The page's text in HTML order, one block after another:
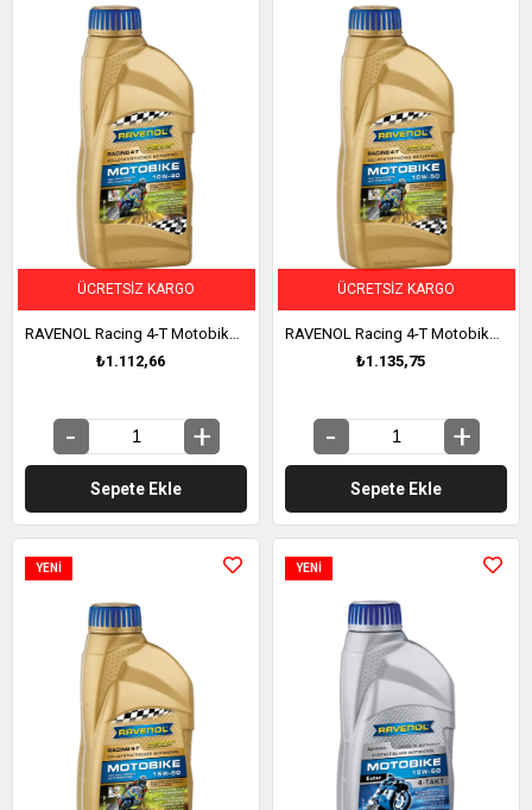
RAVENOL Racing 4-T Motobike SAE 10W-40 Tam Sentetik Motosiklet Yağı 1 Litre (1171106-001)
₺1.112,66
Sepete Ekle
ÜCRETSIZ KARGO
RAVENOL Racing 4-T Motobike SAE 10W-50 Tam Sentetik Motosiklet Yağı 1 Litre (1171107-001)
₺1.135,75
Sepete Ekle
ÜCRETSIZ KARGO
YENI
YENI